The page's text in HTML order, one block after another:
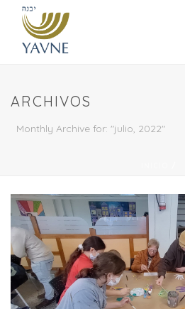
ARCHIVOS
Monthly Archive for: "julio, 2022"